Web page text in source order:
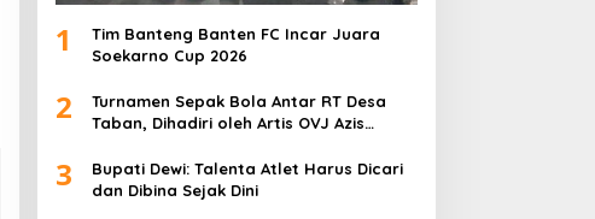
1
Tim Banteng Banten FC Incar Juara
Soekarno Cup 2026
2
Turnamen Sepak Bola Antar RT Desa
Taban, Dihadiri oleh Artis OVJ Azis
3
Bupati Dewi: Talenta Atlet Harus Dicari
dan Dibina Sejak Dini